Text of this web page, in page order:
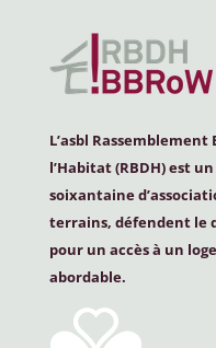
L’asbl
l’Habitat (RBDH) est
soixantaine
terrains, défendent le
pour un accès à un
abordable.